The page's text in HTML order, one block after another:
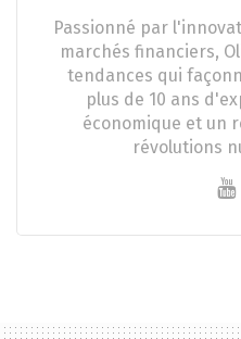
Passionné par
marchés financiers,
tendances qui
plus de 10 ans
économique et un
révolutions